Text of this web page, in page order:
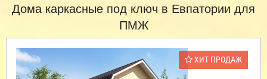
Дома каркасные под ключ в Евпатории для
ПМЖ
ХИТ ПРОДАЖ